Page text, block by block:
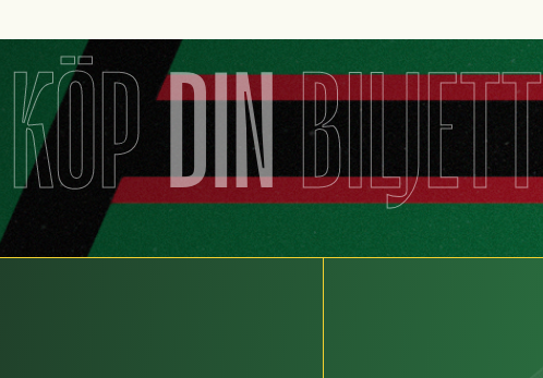
KÖPDINBILJETT